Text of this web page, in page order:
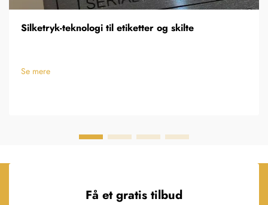
Silketryk-teknologi til etiketter og skilte
Se mere
Få et gratis tilbud